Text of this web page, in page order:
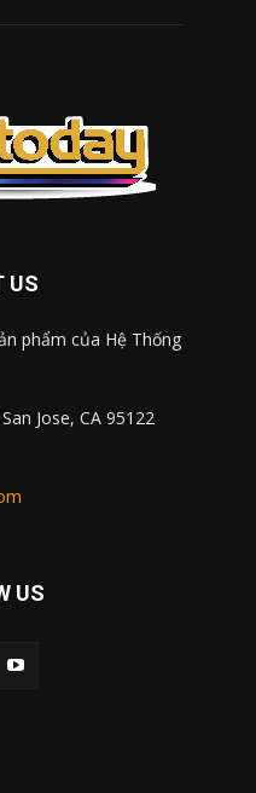
US
phẩm của Hệ Thống
Jose, CA 95122
US